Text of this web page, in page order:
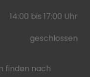
14:00 bis 17:00 Uhr
geschlossen
finden nach